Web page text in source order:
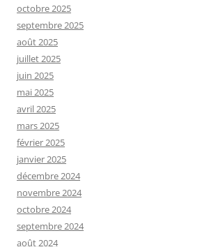
octobre 2025
septembre 2025
août 2025
juillet 2025
juin 2025
mai 2025
avril 2025
mars 2025
février 2025
janvier 2025
décembre 2024
novembre 2024
octobre 2024
septembre 2024
août 2024